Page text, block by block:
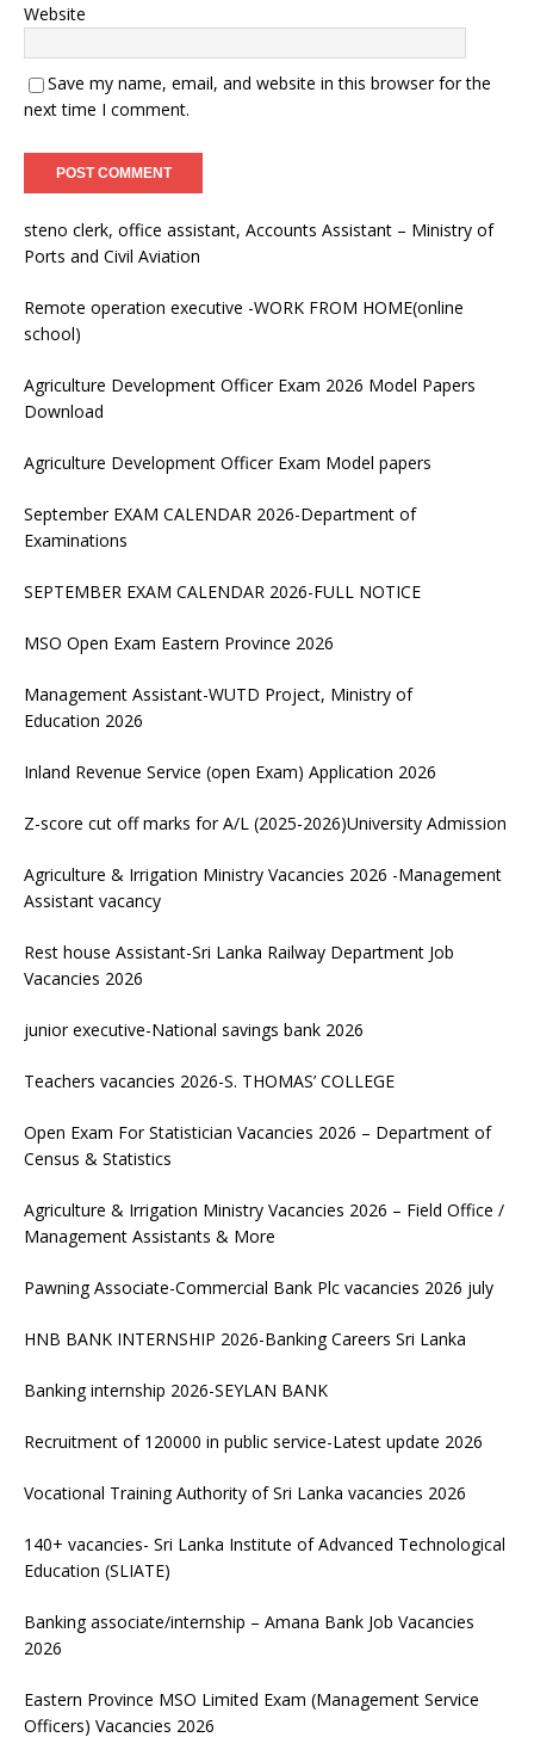
Website
Save my name, email, and website in this browser for the
next time I comment.
steno clerk, office assistant, Accounts Assistant – Ministry of
Ports and Civil Aviation
Remote operation executive -WORK FROM HOME(online
school)
Agriculture Development Officer Exam 2026 Model Papers
Download
Agriculture Development Officer Exam Model papers
September EXAM CALENDAR 2026-Department of
Examinations
SEPTEMBER EXAM CALENDAR 2026-FULL NOTICE
MSO Open Exam Eastern Province 2026
Management Assistant-WUTD Project, Ministry of
Education 2026
Inland Revenue Service (open Exam) Application 2026
Z-score cut off marks for A/L (2025-2026)University Admission
Agriculture & Irrigation Ministry Vacancies 2026 -Management
Assistant vacancy
Rest house Assistant-Sri Lanka Railway Department Job
Vacancies 2026
junior executive-National savings bank 2026
Teachers vacancies 2026-S. THOMAS’ COLLEGE
Open Exam For Statistician Vacancies 2026 – Department of
Census & Statistics
Agriculture & Irrigation Ministry Vacancies 2026 – Field Office /
Management Assistants & More
Pawning Associate-Commercial Bank Plc vacancies 2026 july
HNB BANK INTERNSHIP 2026-Banking Careers Sri Lanka
Banking internship 2026-SEYLAN BANK
Recruitment of 120000 in public service-Latest update 2026
Vocational Training Authority of Sri Lanka vacancies 2026
140+ vacancies- Sri Lanka Institute of Advanced Technological
Education (SLIATE)
Banking associate/internship – Amana Bank Job Vacancies
2026
Eastern Province MSO Limited Exam (Management Service
Officers) Vacancies 2026